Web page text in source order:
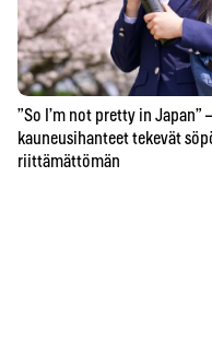
”So I’m not pretty in Japan”
kauneusihanteet tekevät
riittämättömän